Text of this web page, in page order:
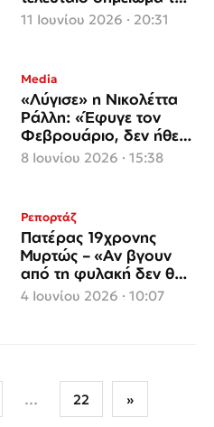
πατέρα του
11 Ιουνίου 2026 · 20:31
Media
«Λύγισε» η Νικολέττα
Ράλλη: «Έφυγε τον
Φεβρουάριο, δεν ήθελε
να ζήσει»
8 Ιουνίου 2026 · 15:38
Ρεπορτάζ
Πατέρας 19χρονης
Μυρτώς – «Αν βγουν
από τη φυλακή δεν θα
μείνω με σταυρωμένα
4 Ιουνίου 2026 · 10:07
… 22 »